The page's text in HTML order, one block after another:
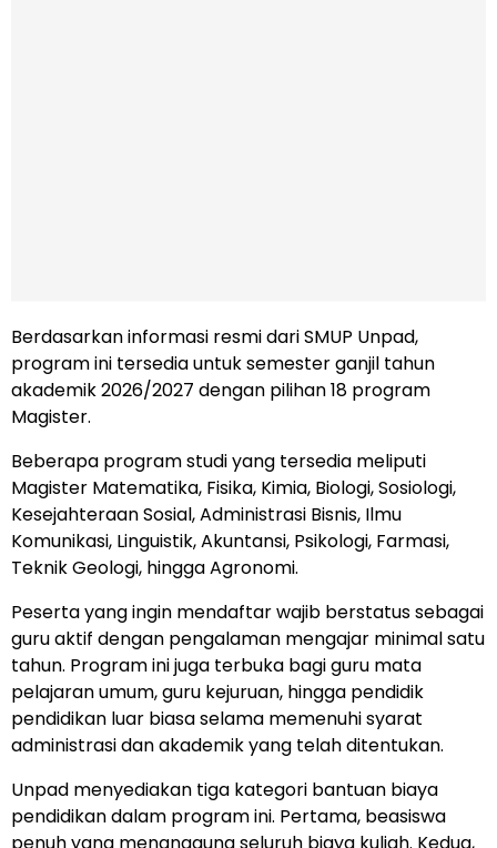
Berdasarkan informasi resmi dari SMUP Unpad,
program ini tersedia untuk semester ganjil tahun
akademik 2026/2027 dengan pilihan 18 program
Magister.
Beberapa program studi yang tersedia meliputi
Magister Matematika, Fisika, Kimia, Biologi, Sosiologi,
Kesejahteraan Sosial, Administrasi Bisnis, Ilmu
Komunikasi, Linguistik, Akuntansi, Psikologi, Farmasi,
Teknik Geologi, hingga Agronomi.
Peserta yang ingin mendaftar wajib berstatus sebagai
guru aktif dengan pengalaman mengajar minimal satu
tahun. Program ini juga terbuka bagi guru mata
pelajaran umum, guru kejuruan, hingga pendidik
pendidikan luar biasa selama memenuhi syarat
administrasi dan akademik yang telah ditentukan.
Unpad menyediakan tiga kategori bantuan biaya
pendidikan dalam program ini. Pertama, beasiswa
penuh yang menanggung seluruh biaya kuliah. Kedua,